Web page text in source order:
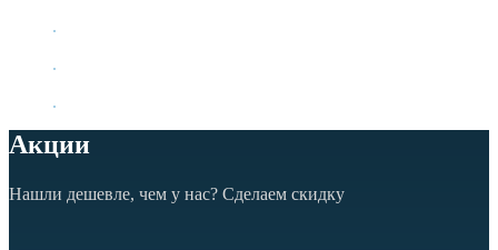
Акции
Нашли дешевле, чем у нас? Сделаем скидку